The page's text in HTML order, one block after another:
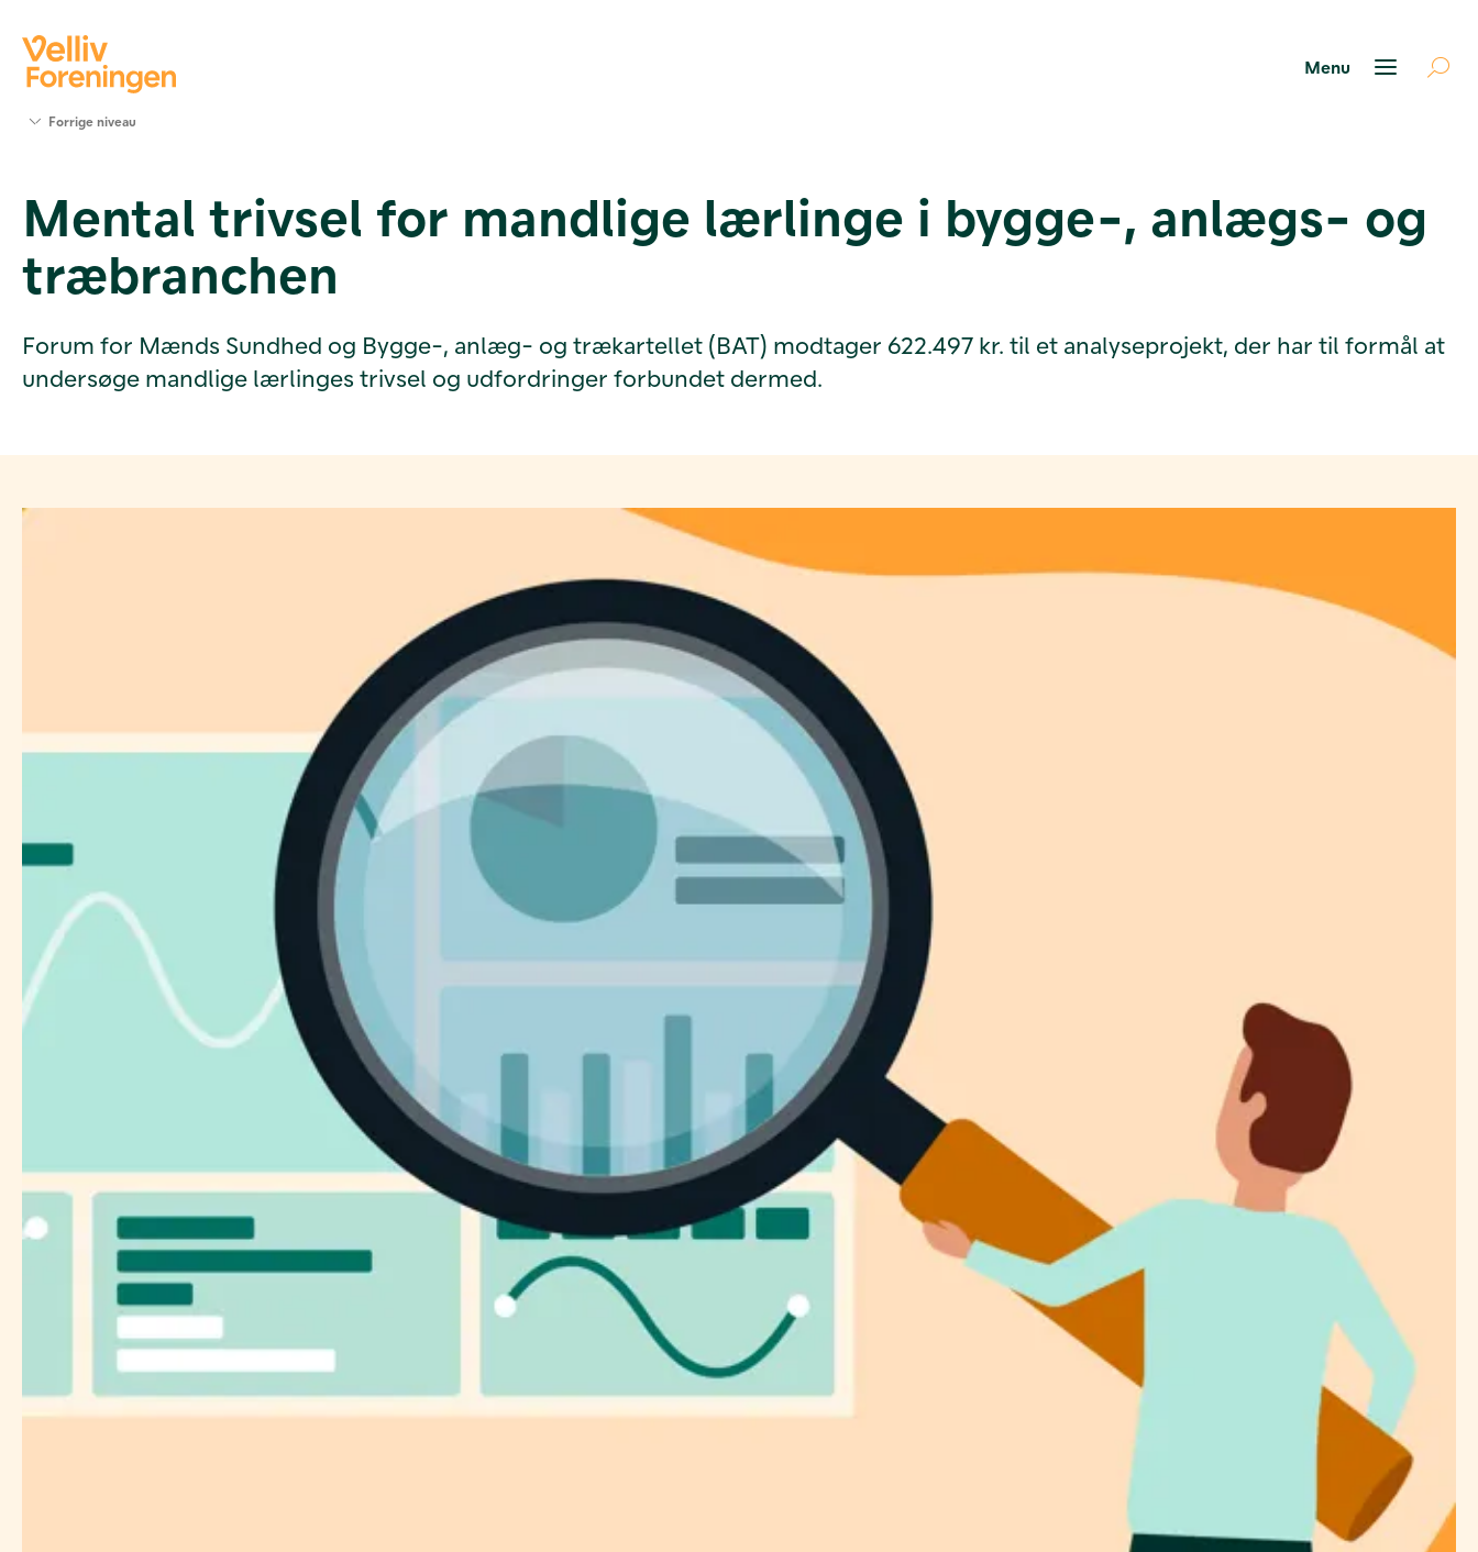
Værktøjer
og viden
Om Velliv
Foreningen
Forrige niveau
Mental trivsel for mandlige lærlinge i bygge-, anlægs- og
træbranchen
Forum for Mænds Sundhed og Bygge-, anlæg- og trækartellet (BAT) modtager 622.497 kr. til et analyseprojekt, der har til formål at
undersøge mandlige lærlinges trivsel og udfordringer forbundet dermed.